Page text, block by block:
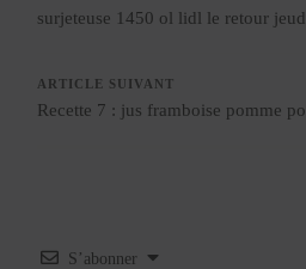
surjeteuse 1450 ol lidl le retour
ARTICLE SUIVANT
Recette 7 : jus framboise pomme
S’abonner